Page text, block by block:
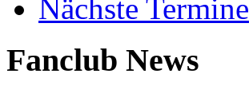
Nächste Termine
Fanclub News